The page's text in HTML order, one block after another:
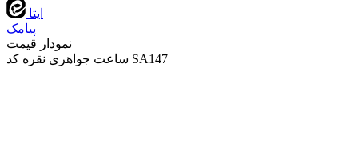
ایتا
پیامک
نمودار قیمت
ساعت جواهری نقره کد SA147